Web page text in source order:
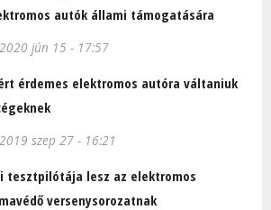
autók állami támogatására
2020 jún 15 - 17:57
érdemes elektromos autóra váltaniuk
2019 szep 27 - 16:21
tesztpilótája lesz az elektromos
versenysorozatnak